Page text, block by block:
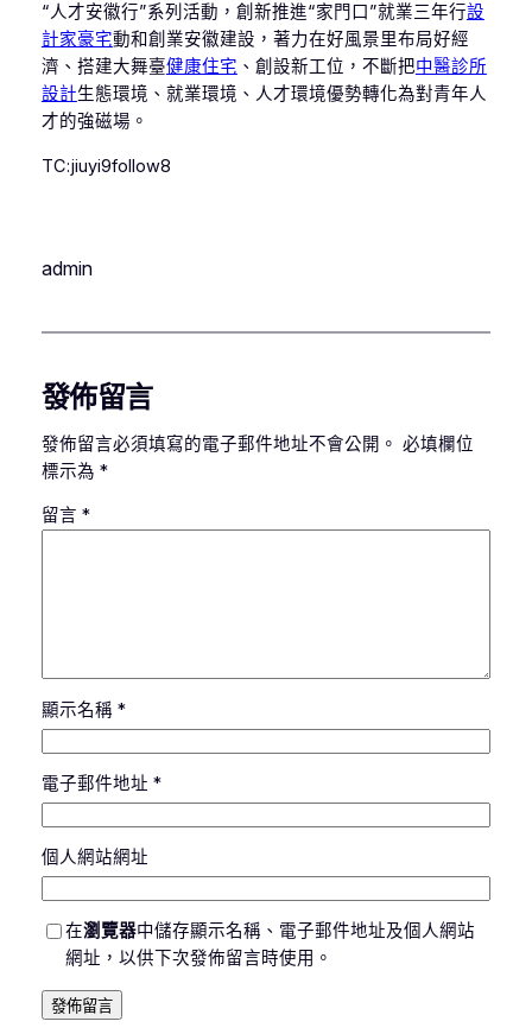
“人才安徽行”系列活動，創新推進“家門口”就業三年行設
計家豪宅動和創業安徽建設，著力在好風景里布局好經
濟、搭建大舞臺健康住宅 、創設新工位，不斷把中醫診所
設計生態環境、就業環境、人才環境優勢轉化為對青年人
才的強磁場。
TC:jiuyi9follow8
admin
發佈留言
發佈留言必須填寫的電子郵件地址不會公開。 必填欄位
標示為 *
留言 *
顯示名稱 *
電子郵件地址 *
個人網站網址
在瀏覽器中儲存顯示名稱、電子郵件地址及個人網站
網址，以供下次發佈留言時使用。